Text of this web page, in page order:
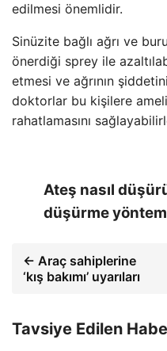
edilmesi önemlidir.
Sinüzite bağlı ağrı ve
önerdiği sprey ile
etmesi ve ağrının
doktorlar bu kişilere
rahatlamasını
Ateş nasıl
düşürme
← Araç sahiplerine
‘kış bakımı’ uyarıları
Tavsiye Edilen